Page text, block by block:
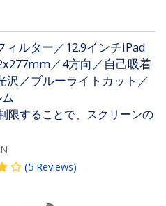
ルター／12.9インチiPad
／4方向／自己吸着
沢／ブルーライトカット／
限することで、スクリーンの
(5 Reviews)